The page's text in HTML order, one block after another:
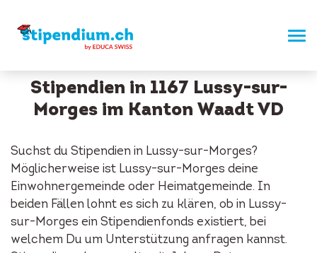
Stipendien in 1167 Lussy-sur-
Morges im Kanton Waadt VD
Suchst du Stipendien in Lussy-sur-Morges?
Möglicherweise ist Lussy-sur-Morges deine
Einwohnergemeinde oder Heimatgemeinde. In
beiden Fällen lohnt es sich zu klären, ob in Lussy-
sur-Morges ein Stipendienfonds existiert, bei
welchem Du um Unterstützung anfragen kannst.